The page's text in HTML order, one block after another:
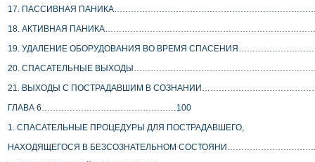
17. ПАССИВНАЯ
18. АКТИВНАЯ
19. УДАЛЕНИЕ ОБОРУДОВАНИЯ ВО ВРЕМЯ
20. СПАСАТЕЛЬНЫЕ
21. ВЫХОДЫ С ПОСТРАДАВШИМ В
ГЛАВА 6…………………………………………100
1. СПАСАТЕЛЬНЫЕ ПРОЦЕДУРЫ ДЛЯ ПОСТРАДАВШЕГО,
НАХОДЯЩЕГОСЯ В БЕЗСОЗНАТЕЛЬНОМ